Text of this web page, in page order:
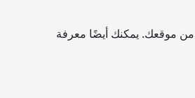
من موقعك. يمكنك أيضًا معرفة